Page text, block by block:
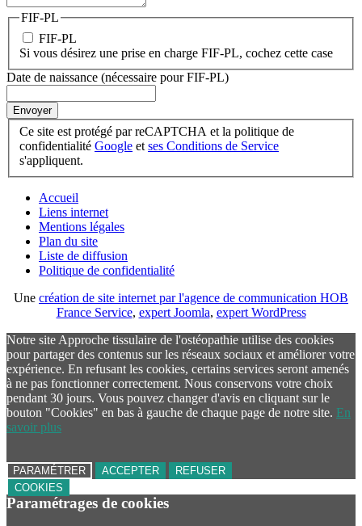
FIF-PL
FIF-PL
Si vous désirez une prise en charge FIF-PL, cochez cette case
Date de naissance (nécessaire pour FIF-PL)
Envoyer
Ce site est protégé par reCAPTCHA et la politique de
confidentialité Google et ses Conditions de Service
s'appliquent.
Accueil
Liens internet
Mentions légales
Plan du site
Liste de diffusion
Politique de confidentialité
Une création de site internet par l'agence de communication HOB
France Service, expert Joomla, expert WordPress
Notre site Approche tissulaire de l'ostéopathie utilise des cookies
pour partager des contenus sur les réseaux sociaux et améliorer votre
expérience. En refusant les cookies, certains services seront amenés
à ne pas fonctionner correctement. Nous conservons votre choix
pendant 30 jours. Vous pouvez changer d'avis en cliquant sur le
bouton "Cookies" en bas à gauche de chaque page de notre site. En
savoir plus
PARAMÉTRER ACCEPTER
REFUSER
COOKIES
Paramétrages de cookies